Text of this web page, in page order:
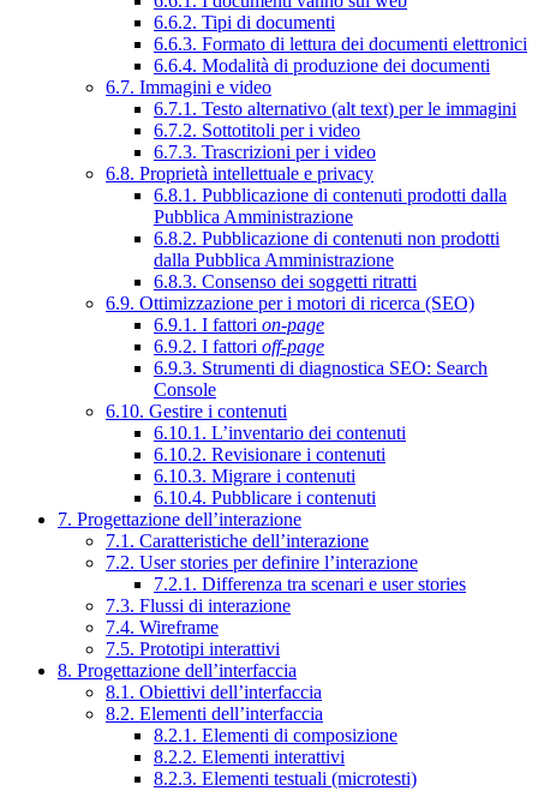
6.6.2. Tipi di documenti
6.6.3. Formato di lettura dei documenti elettronici
6.6.4. Modalità di produzione dei documenti
6.7. Immagini e video
6.7.1. Testo alternativo (alt text) per le immagini
6.7.2. Sottotitoli per i video
6.7.3. Trascrizioni per i video
6.8. Proprietà intellettuale e privacy
6.8.1. Pubblicazione di contenuti prodotti dalla
Pubblica Amministrazione
6.8.2. Pubblicazione di contenuti non prodotti
dalla Pubblica Amministrazione
6.8.3. Consenso dei soggetti ritratti
6.9. Ottimizzazione per i motori di ricerca (SEO)
6.9.1. I fattori on-page
6.9.2. I fattori off-page
6.9.3. Strumenti di diagnostica SEO: Search
Console
6.10. Gestire i contenuti
6.10.1. L’inventario dei contenuti
6.10.2. Revisionare i contenuti
6.10.3. Migrare i contenuti
6.10.4. Pubblicare i contenuti
7. Progettazione dell’interazione
7.1. Caratteristiche dell’interazione
7.2. User stories per definire l’interazione
7.2.1. Differenza tra scenari e user stories
7.3. Flussi di interazione
7.4. Wireframe
7.5. Prototipi interattivi
8. Progettazione dell’interfaccia
8.1. Obiettivi dell’interfaccia
8.2. Elementi dell’interfaccia
8.2.1. Elementi di composizione
8.2.2. Elementi interattivi
8.2.3. Elementi testuali (microtesti)